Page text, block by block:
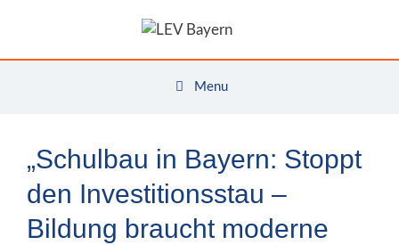
Menu
„Schulbau in Bayern: Stoppt
den Investitionsstau –
Bildung braucht moderne